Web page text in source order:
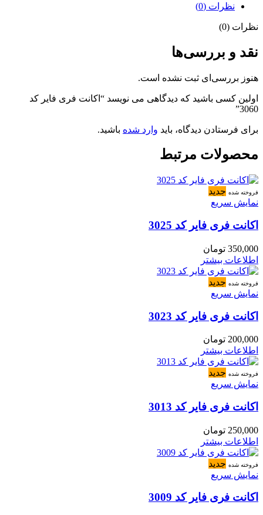
نظرات (0)
نظرات (0)
نقد و بررسی‌ها
هنوز بررسی‌ای ثبت نشده است.
اولین کسی باشید که دیدگاهی می نویسد “اکانت فری فایر کد
3060”
برای فرستادن دیدگاه، باید وارد شده باشید.
محصولات مرتبط
فروخته شده جدید
نمایش سریع
اکانت فری فایر کد 3025
350,000 تومان
اطلاعات بیشتر
فروخته شده جدید
نمایش سریع
اکانت فری فایر کد 3023
200,000 تومان
اطلاعات بیشتر
فروخته شده جدید
نمایش سریع
اکانت فری فایر کد 3013
250,000 تومان
اطلاعات بیشتر
فروخته شده جدید
نمایش سریع
اکانت فری فایر کد 3009